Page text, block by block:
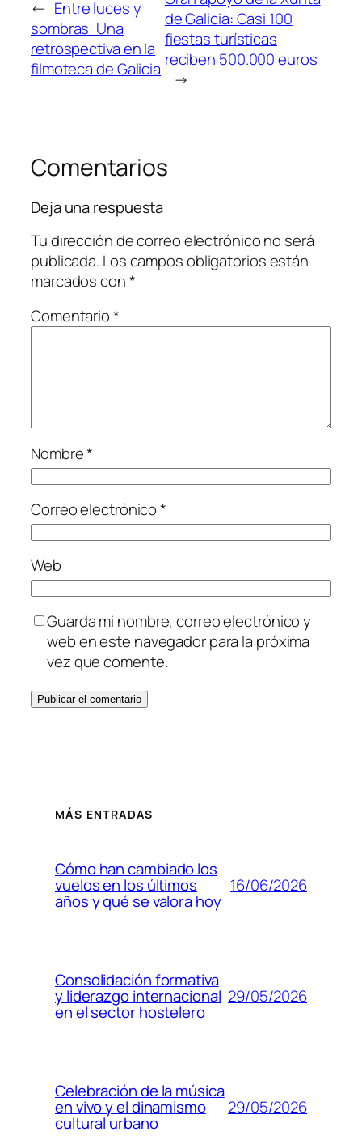
← Entre luces y
sombras: Una
retrospectiva en la
filmoteca de Galicia
de Galicia: Casi 100
fiestas turísticas
reciben 500.000 euros
→
Comentarios
Deja una respuesta
Tu dirección de correo electrónico no será
publicada. Los campos obligatorios están
marcados con*
Comentario*
Nombre*
Correo electrónico*
Web
Guarda mi nombre, correo electrónico y
web en este navegador para la próxima
vez que comente.
MÁS ENTRADAS
Cómo han cambiado los
vuelos en los últimos
años y qué se valora hoy
16/06/2026
Consolidación formativa
y liderazgo internacional
en el sector hostelero
29/05/2026
Celebración de la música
en vivo y el dinamismo
cultural urbano
29/05/2026